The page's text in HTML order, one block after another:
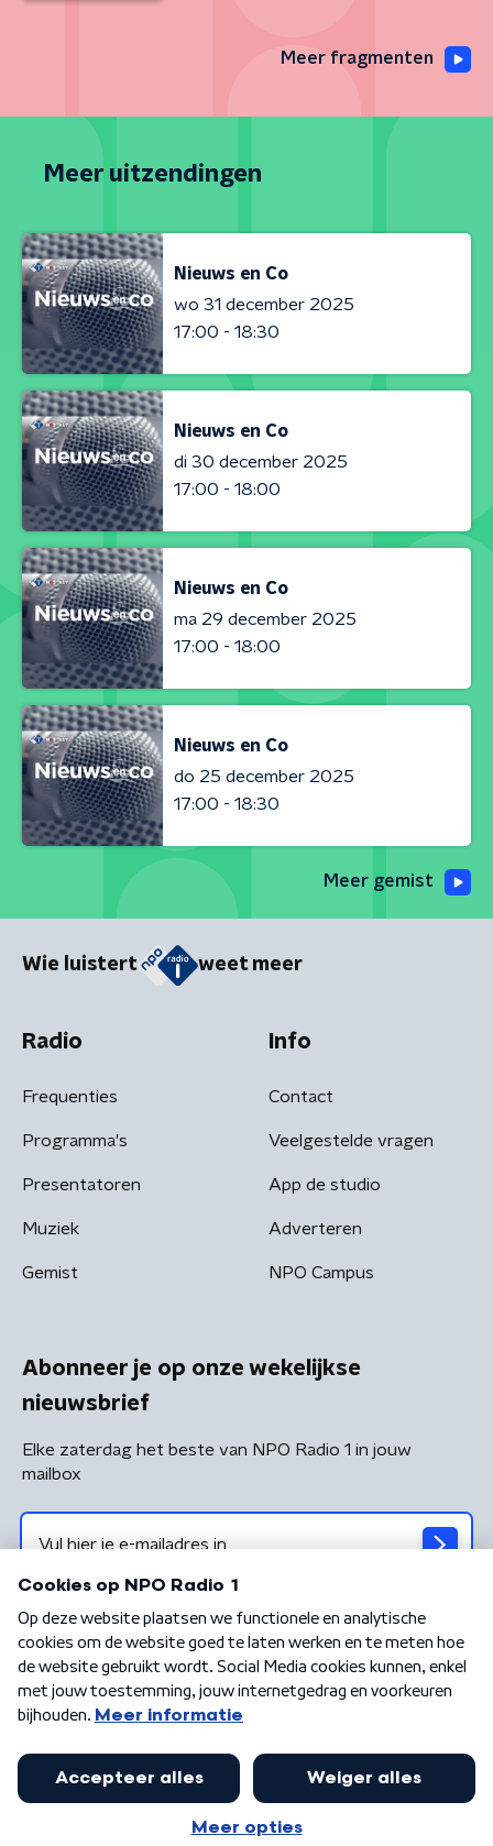
Meer fragmenten
Meer uitzendingen
Nieuws en Co
wo 31 december 2025
17:00 - 18:30
Nieuws en Co
di 30 december 2025
17:00 - 18:00
Nieuws en Co
ma 29 december 2025
17:00 - 18:00
Nieuws en Co
do 25 december 2025
17:00 - 18:30
Meer gemist
Wie luistert weet meer
Radio
Frequenties
Programma's
Presentatoren
Muziek
Gemist
Info
Contact
Veelgestelde vragen
App de studio
Adverteren
NPO Campus
Abonneer je op onze wekelijkse
nieuwsbrief
Elke zaterdag het beste van NPO Radio 1 in jouw
mailbox
Algemene voorwaarden